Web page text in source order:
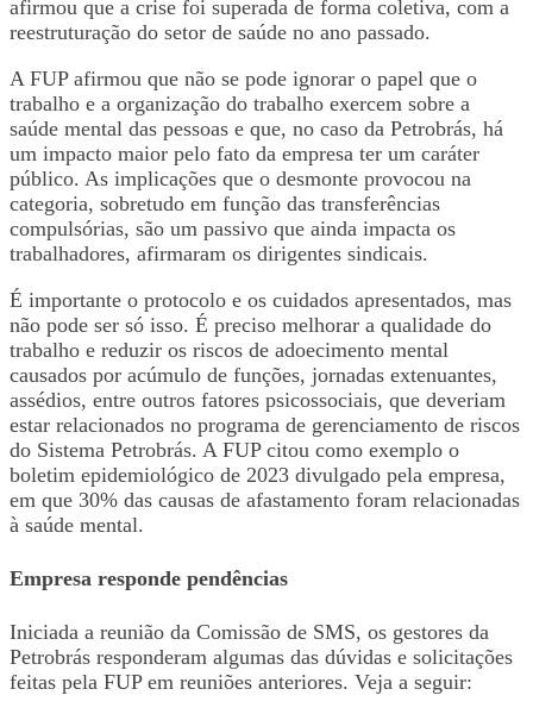
afirmou que a crise foi superada de forma coletiva, com a
reestruturação do setor de saúde no ano passado.
A FUP afirmou que não se pode ignorar o papel que o
trabalho e a organização do trabalho exercem sobre a
saúde mental das pessoas e que, no caso da Petrobrás, há
um impacto maior pelo fato da empresa ter um caráter
público. As implicações que o desmonte provocou na
categoria, sobretudo em função das transferências
compulsórias, são um passivo que ainda impacta os
trabalhadores, afirmaram os dirigentes sindicais.
É importante o protocolo e os cuidados apresentados, mas
não pode ser só isso. É preciso melhorar a qualidade do
trabalho e reduzir os riscos de adoecimento mental
causados por acúmulo de funções, jornadas extenuantes,
assédios, entre outros fatores psicossociais, que deveriam
estar relacionados no programa de gerenciamento de riscos
do Sistema Petrobrás. A FUP citou como exemplo o
boletim epidemiológico de 2023 divulgado pela empresa,
em que 30% das causas de afastamento foram relacionadas
à saúde mental.
Empresa responde pendências
Iniciada a reunião da Comissão de SMS, os gestores da
Petrobrás responderam algumas das dúvidas e solicitações
feitas pela FUP em reuniões anteriores. Veja a seguir: